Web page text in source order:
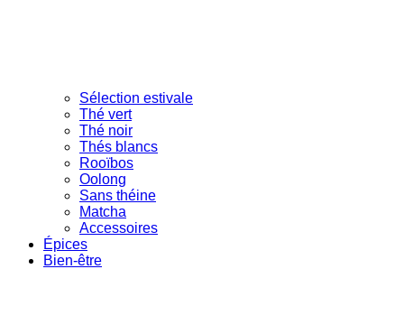
Sélection estivale
Thé vert
Thé noir
Thés blancs
Rooïbos
Oolong
Sans théine
Matcha
Accessoires
Épices
Bien-être